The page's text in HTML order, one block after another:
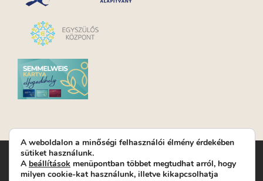
Turay Ida Színház Közhasznú Nonprofit Kft. | Működési
helyszín: Turay Ida Színház 1089 Budapest, Kálvária tér 6. |
A weboldalon a minőségi felhasználói élmény érdekében
sütiket használunk.
A beállítások menüpontban többet megtudhat arról, hogy
milyen cookie-kat használunk, illetve kikapcsolhatja